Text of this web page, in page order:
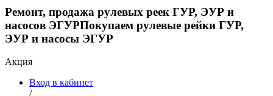
Ремонт, продажа рулевых реек ГУР, ЭУР и
насосов ЭГУРПокупаем рулевые рейки ГУР,
ЭУР и насосы ЭГУР
Акция
Вход в кабинет
/